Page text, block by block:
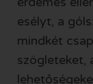
esélyt, a
mindkét
szögleteket,